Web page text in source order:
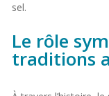
sel.
Le rôle
traditions